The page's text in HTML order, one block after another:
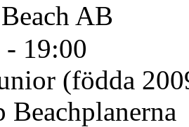
AB
- 19:00
(födda
Beachplanerna